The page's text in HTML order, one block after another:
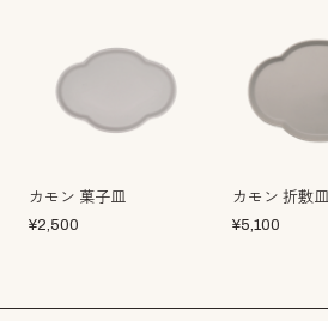
カモン 菓子皿
¥2,500
カモン 折敷皿
¥5,100